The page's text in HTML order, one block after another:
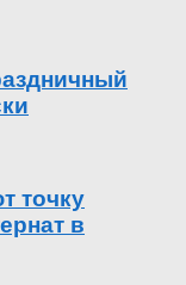
точку
в